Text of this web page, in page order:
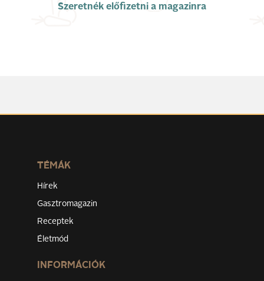
Szeretnék előfizetni a magazinra
TÉMÁK
Hírek
Gasztromagazin
Receptek
Életmód
INFORMÁCIÓK